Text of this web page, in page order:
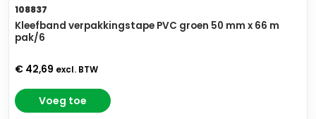
108837
Kleefband verpakkingstape PVC groen 50 mm x 66 m
pak/6
€ 42,69 excl. BTW
Voeg toe